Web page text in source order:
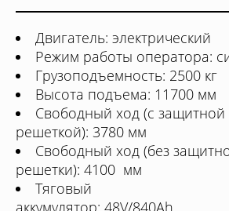
Двигатель: электрический
Режим работы оператора:
Грузоподъемность: 2500 кг
Высота подъема: 11700 мм
Свободный ход (с защитной
решеткой): 3780 мм
Свободный ход (без
решетки): 4100 мм
Тяговый
аккумулятор: 48V/840Ah